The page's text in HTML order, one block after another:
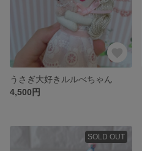
うさぎ大好きルルべちゃん
4,500円
SOLD OUT